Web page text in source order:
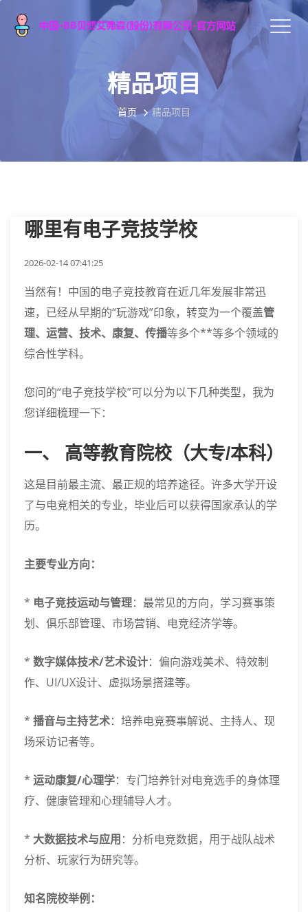
精品项目
首页 精品项目
哪里有电子竞技学校
2026-02-14 07:41:25
当然有！中国的电子竞技教育在近几年发展非常迅
速，已经从早期的“玩游戏”印象，转变为一个覆盖管
理、运营、技术、康复、传播等多个**等多个领域的
综合性学科。
您问的“电子竞技学校”可以分为以下几种类型，我为
您详细梳理一下：
一、 高等教育院校（大专/本科）
这是目前最主流、最正规的培养途径。许多大学开设
了与电竞相关的专业，毕业后可以获得国家承认的学
历。
主要专业方向：
* 电子竞技运动与管理：最常见的方向，学习赛事策
划、俱乐部管理、市场营销、电竞经济学等。
* 数字媒体技术/艺术设计：偏向游戏美术、特效制
作、UI/UX设计、虚拟场景搭建等。
* 播音与主持艺术：培养电竞赛事解说、主持人、现
场采访记者等。
* 运动康复/心理学：专门培养针对电竞选手的身体理
疗、健康管理和心理辅导人才。
* 大数据技术与应用：分析电竞数据，用于战队战术
分析、玩家行为研究等。
知名院校举例：